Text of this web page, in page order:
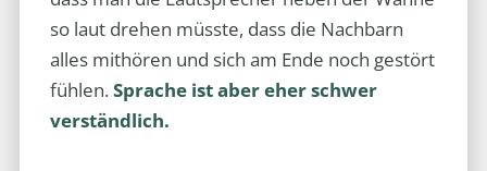
so laut drehen müsste, dass die Nachbarn
alles mithören und sich am Ende noch gestört
fühlen.Sprache ist aber eher schwer
verständlich.